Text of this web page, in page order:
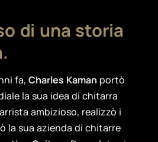
di una storia
fa, Charles Kaman portò
la sua idea di chitarra
ambizioso, realizzò i
la sua azienda di chitarre